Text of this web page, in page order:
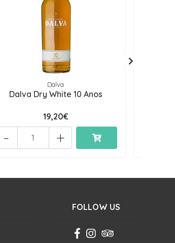
Dalva
Dalva Dry White 10 Anos
19,20€
+
-
FOLLOW US